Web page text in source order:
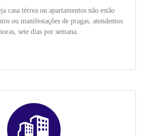
casa térrea ou apartamentos não estão
ou manifestações de pragas, atendemos
sete dias por semana.